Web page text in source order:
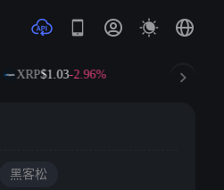
XRP$1.03-2.96% SOL
黑客松